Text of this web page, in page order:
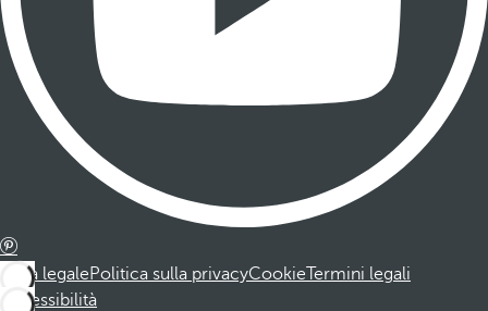
Nota legalePolitica sulla privacyCookieTermini legali
Accessibilità